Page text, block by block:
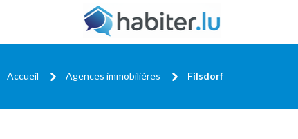
Accueil Agences immobilières Filsdorf